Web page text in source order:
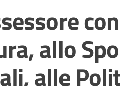
con
allo
alle